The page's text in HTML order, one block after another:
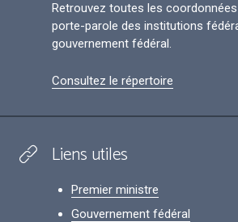
Retrouvez toutes les
porte-parole des institutions
gouvernement fédéral.
Consultez le répertoire
Liens utiles
Premier ministre
Gouvernement fédéral